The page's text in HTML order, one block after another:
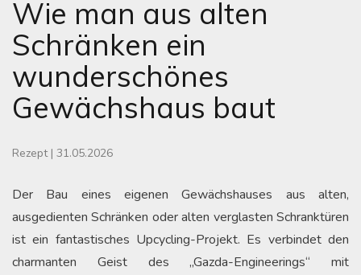
Wie man aus alten
Schränken ein
wunderschönes
Gewächshaus baut
Rezept | 31.05.2026
Der Bau eines eigenen Gewächshauses aus alten,
ausgedienten Schränken oder alten verglasten Schranktüren
ist ein fantastisches Upcycling-Projekt. Es verbindet den
charmanten Geist des „Gazda-Engineerings“ mit